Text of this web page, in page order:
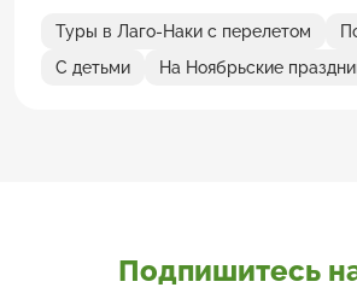
Туры в Лаго-Наки с перелетом
С детьми
На Ноябрьские
Подпишитесь